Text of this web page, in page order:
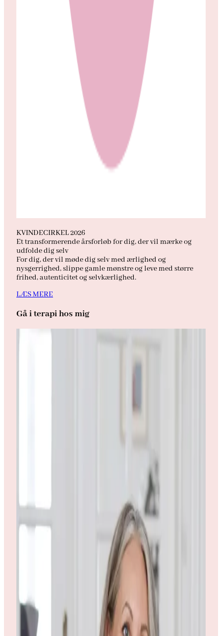
KVINDECIRKEL 2026
Et transformerende årsforløb for dig, der vil mærke og
udfolde dig selv
For dig, der vil møde dig selv med ærlighed og
nysgerrighed, slippe gamle mønstre og leve med større
frihed, autenticitet og selvkærlighed.
LÆS MERE
Gå i terapi hos mig